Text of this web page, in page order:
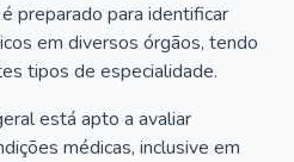
preparado para identificar
em diversos órgãos, tendo
tipos de especialidade.
está apto a avaliar
médicas, inclusive em